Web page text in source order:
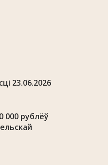
23.06.2026
000 рублёў